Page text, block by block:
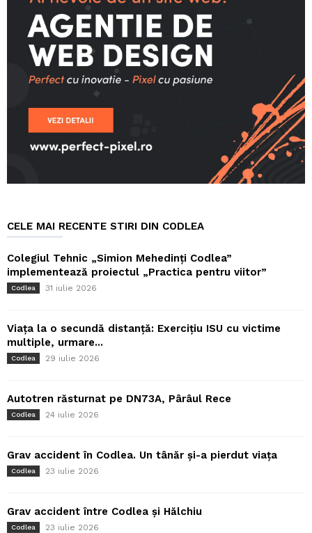
CELE MAI RECENTE STIRI DIN CODLEA
Colegiul Tehnic „Simion Mehedinți Codlea”
implementează proiectul „Practica pentru viitor”
Codlea 31 iulie 2026
Viața la o secundă distanță: Exercițiu ISU cu victime
multiple, urmare...
Codlea 29 iulie 2026
Autotren răsturnat pe DN73A, Pârâul Rece
Codlea 24 iulie 2026
Grav accident în Codlea. Un tânăr și-a pierdut viața
Codlea 23 iulie 2026
Grav accident între Codlea și Hălchiu
Codlea 23 iulie 2026